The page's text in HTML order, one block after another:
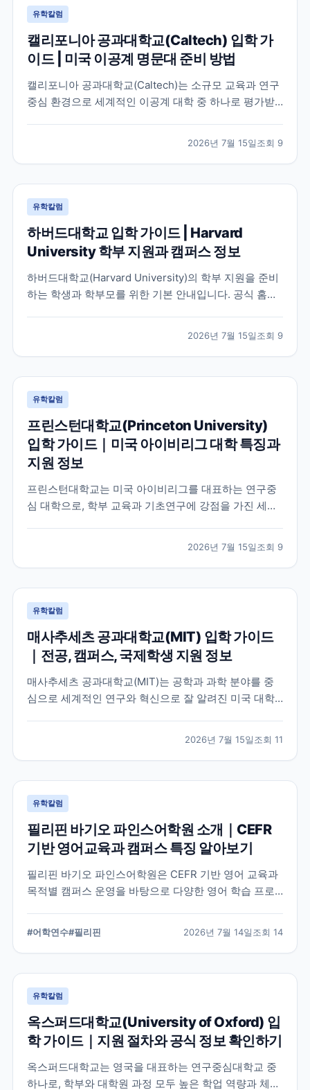
유학칼럼
캘리포니아 공과대학교(Caltech) 입학 가
이드 | 미국 이공계 명문대 준비 방법
캘리포니아 공과대학교(Caltech)는 소규모 교육과 연구
중심 환경으로 세계적인 이공계 대학 중 하나로 평가받
2026년 7월 15일조회 9
유학칼럼
하버드대학교 입학 가이드 | Harvard
University 학부 지원과 캠퍼스 정보
하버드대학교(Harvard University)의 학부 지원을 준비
하는 학생과 학부모를 위한 기본 안내입니다. 공식 홈페
2026년 7월 15일조회 9
유학칼럼
프린스턴대학교(Princeton University)
입학 가이드｜미국 아이비리그 대학 특징과
지원 정보
프린스턴대학교는 미국 아이비리그를 대표하는 연구중
심 대학으로, 학부 교육과 기초연구에 강점을 가진 세계
2026년 7월 15일조회 9
유학칼럼
매사추세츠 공과대학교(MIT) 입학 가이드
｜전공, 캠퍼스, 국제학생 지원 정보
매사추세츠 공과대학교(MIT)는 공학과 과학 분야를 중
심으로 세계적인 연구와 혁신으로 잘 알려진 미국 대학
2026년 7월 15일조회 11
유학칼럼
필리핀 바기오 파인스어학원 소개｜CEFR
기반 영어교육과 캠퍼스 특징 알아보기
필리핀 바기오 파인스어학원은 CEFR 기반 영어 교육과
목적별 캠퍼스 운영을 바탕으로 다양한 영어 학습 프로
생이 알아야 할 내용을 정리했습니다.
#어학연수#필리핀 2026년 7월 14일조회 14
유학칼럼
옥스퍼드대학교(University of Oxford) 입
학 가이드｜지원 절차와 공식 정보 확인하기
옥스퍼드대학교는 영국을 대표하는 연구중심대학교 중
하나로, 학부와 대학원 과정 모두 높은 학업 역량과 체계